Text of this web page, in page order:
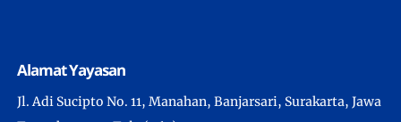
Alamat Yayasan
Jl. Adi Sucipto No. 11, Manahan, Banjarsari, Surakarta, Jawa